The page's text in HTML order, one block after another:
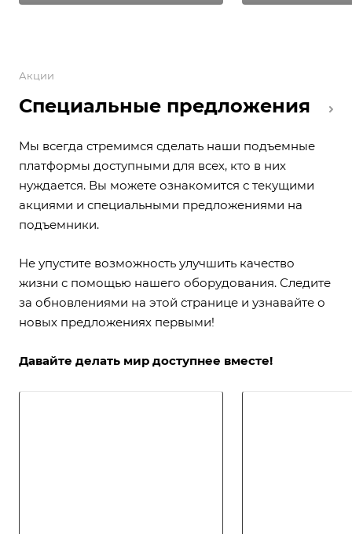
Акции
Специальные предложения
Мы всегда стремимся сделать наши подъемные
платформы доступными для всех, кто в них
нуждается. Вы можете ознакомится с текущими
акциями и специальными предложениями на
подъемники.
Не упустите возможность улучшить качество
жизни с помощью нашего оборудования. Следите
за обновлениями на этой странице и узнавайте о
новых предложениях первыми!
Давайте делать мир доступнее вместе!